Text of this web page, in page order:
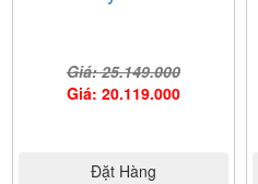
Giá: 25.149.000
Giá: 20.119.000
Đặt Hàng